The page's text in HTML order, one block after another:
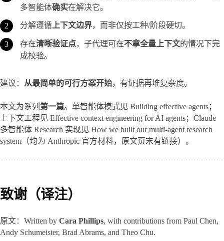
多智能体确实在解决它。
分解遵循上下文边界，而非仅按工种/阶段硬切。
存在清晰验证点，子代理可在不拿全量上下文的情况下完
成校验。
建议： 从最简单的可行方案开始，有证据再堆复杂度。
本文为系列 第一篇。单智能体模式见 Building effective agents；
上下文工程见 Effective context engineering for AI agents；Claude
多智能体 Research 实现见 How we built our multi-agent research
system（均为 Anthropic 官方材料，原文页末有链接）。
致谢（译注）
原文：Written by Cara Phillips, with contributions from Paul Chen,
Andy Schumeister, Brad Abrams, and Theo Chu.